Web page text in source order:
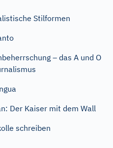
Stilformen
– das A und O
Der Kaiser mit dem Wall
schreiben